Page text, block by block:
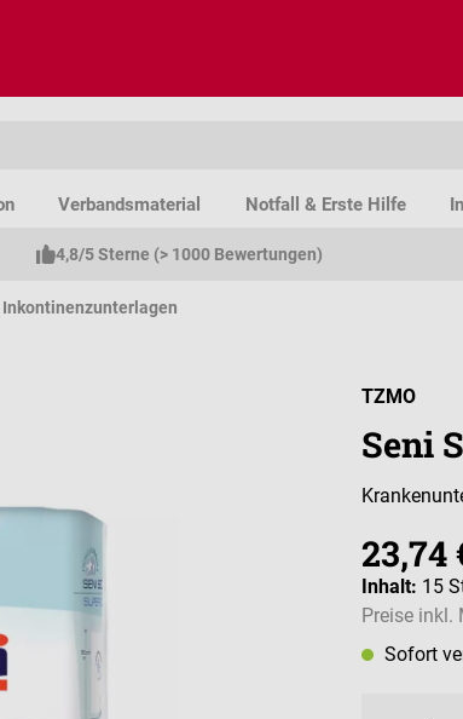
Verbandsmaterial Notfall & Erste Hilfe
4,8/5 Sterne (> 1000 Bewertungen)
Inkontinenzunterlagen
TZMO
Seni
23,74
Inhalt: 15
Preise inkl.
Sofort